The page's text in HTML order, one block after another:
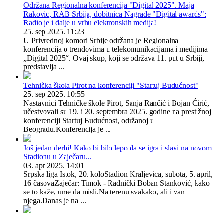
Održana Regionalna konferencija "Digital 2025". Maja
Rakovic, RAB Srbija, dobitnica Nagrade "Digital awards":
Radio je i dalje u vrhu elektronskih medija!
25. sep 2025. 11:23
U Privrednoj komori Srbije održana je Regionalna
konferencija o trendovima u telekomunikacijama i medijima
„Digital 2025“. Ovaj skup, koji se održava 11. put u Srbiji,
predstavlja ...
Tehnička škola Pirot na konferenciji "Startuj Budućnost"
25. sep 2025. 10:55
Nastavnici Tehničke škole Pirot, Sanja Rančić i Bojan Ćirić,
učestvovali su 19. i 20. septembra 2025. godine na prestižnoj
konferenciji Startuj Budućnost, održanoj u
Beogradu.Konferencija je ...
Još jedan derbi! Kako bi bilo lepo da se igra i slavi na novom
Stadionu u Zaječaru...
03. apr 2025. 14:01
Srpska liga Istok, 20. koloStadion Kraljevica, subota, 5. april,
16 časovaZaječar: Timok - Radnički Boban Stanković, kako
se to kaže, ume da misli.Na terenu svakako, ali i van
njega.Danas je na ...